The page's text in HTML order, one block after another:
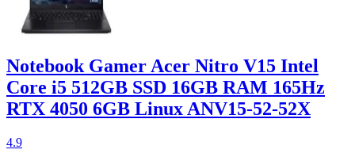
Notebook Gamer Acer Nitro V15 Intel
Core i5 512GB SSD 16GB RAM 165Hz
RTX 4050 6GB Linux ANV15-52-52X
4.9